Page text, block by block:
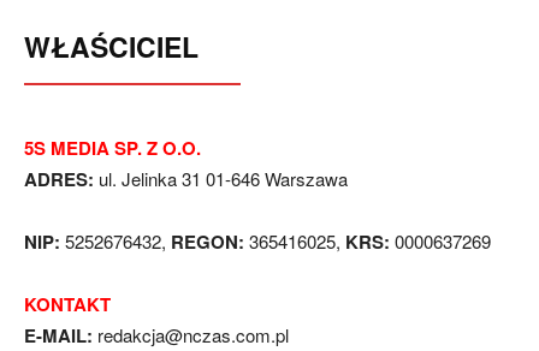
WŁAŚCICIEL
5S MEDIA SP. Z O.O.
ADRES: ul. Jelinka 31 01-646 Warszawa
NIP: 5252676432, REGON: 365416025, KRS: 0000637269
KONTAKT
E-MAIL: redakcja@nczas.com.pl